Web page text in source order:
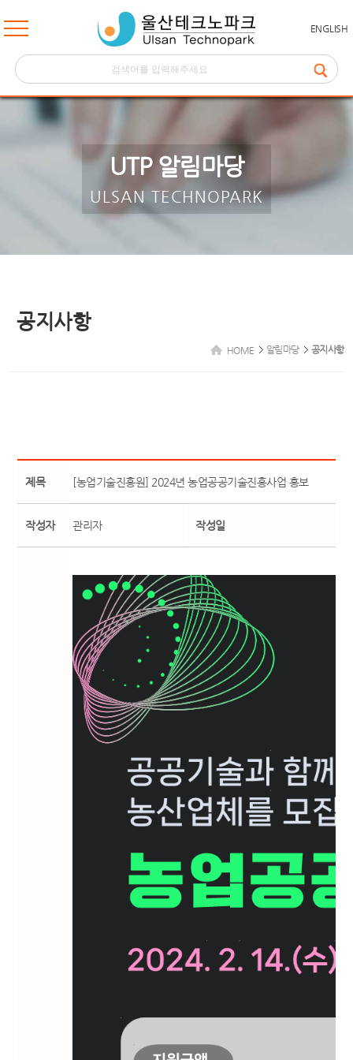
ENGLISH
UTP 알림마당
ULSAN TECHNOPARK
공지사항
HOME 알림마당 공지사항
제목 [농업기술진흥원] 2024년 농업공공기술진흥사업 홍보
작성자 관리자 작성일